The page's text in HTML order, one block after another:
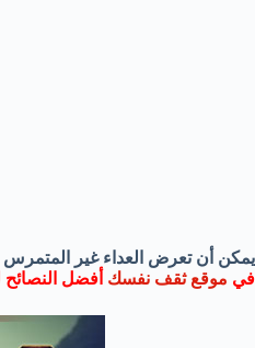
يمكن أن تعرض العداء غير المتمرس
في موقع ثقف نفسك أفضل